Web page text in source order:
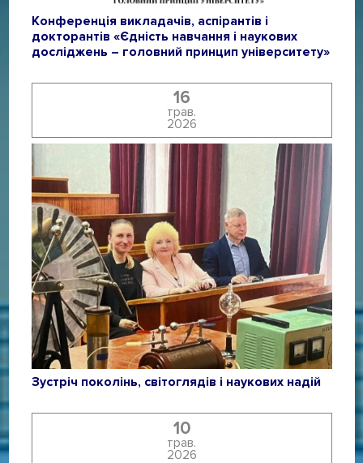
Конференція викладачів, аспірантів і
докторантів «Єдність навчання і наукових
досліджень – головний принцип університету»
16
трав.
2026
Зустріч поколінь, світоглядів і наукових надій
10
трав.
2026